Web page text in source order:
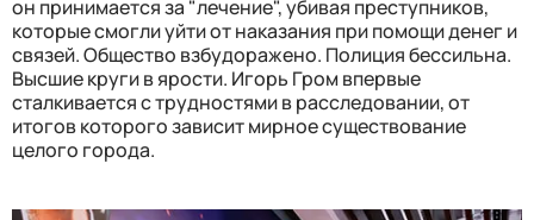
он принимается за "лечение", убивая преступников,
которые смогли уйти от наказания при помощи денег и
связей. Общество взбудоражено. Полиция бессильна.
Высшие круги в ярости. Игорь Гром впервые
сталкивается с трудностями в расследовании, от
итогов которого зависит мирное существование
целого города.